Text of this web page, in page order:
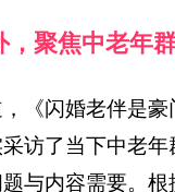
，聚焦中老年
《闪婚老伴是豪
访了当下中老
与内容需要。